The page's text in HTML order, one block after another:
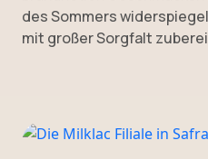
des Sommers
mit großer Sorgfalt